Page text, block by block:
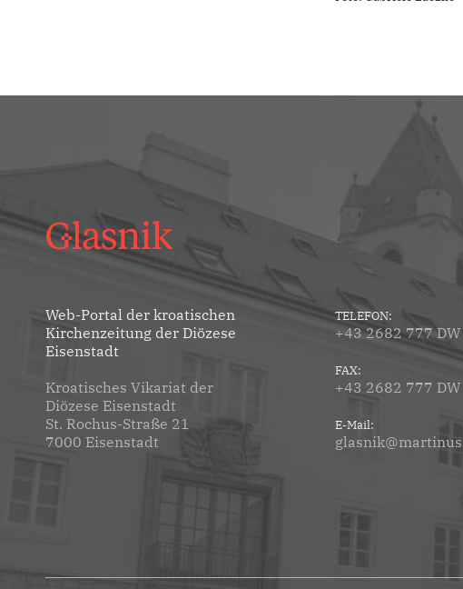
Web-Portal der kroatischen
Kirchenzeitung der Diözese
Eisenstadt
Kroatisches Vikariat der
Diözese Eisenstadt
St. Rochus-Straße 21
7000 Eisenstadt
TELEFON:
+43 2682 777
FAX:
+43 2682 777
E-Mail: